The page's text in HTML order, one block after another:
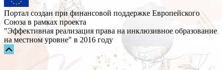
Портал создан при финансовой поддержке Европейского
Союза в рамках проекта
"Эффективная реализация права на инклюзивное образование
на местном уровне" в 2016 году
Прокрутка